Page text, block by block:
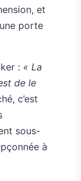
et
porte
: « La
de le
c’est
sous-
à